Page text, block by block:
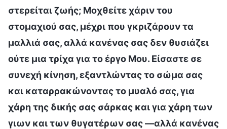
στερείται ζωής; Μοχθείτε χάριν του
στομαχιού σας, μέχρι που γκριζάρουν τα
μαλλιά σας, αλλά κανένας σας δεν θυσιάζει
ούτε μια τρίχα για το έργο Μου. Είσαστε σε
συνεχή κίνηση, εξαντλώντας το σώμα σας
και καταρρακώνοντας το μυαλό σας, για
χάρη της δικής σας σάρκας και για χάρη των
γιων και των θυγατέρων σας —αλλά κανένας